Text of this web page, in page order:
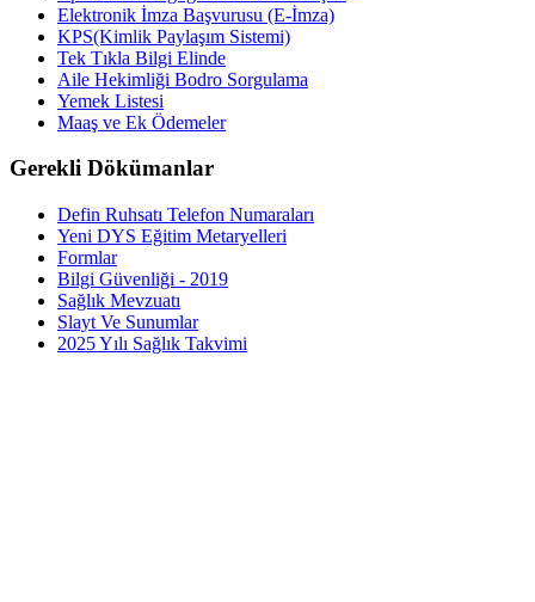
Elektronik İmza Başvurusu (E-İmza)
KPS(Kimlik Paylaşım Sistemi)
Tek Tıkla Bilgi Elinde
Aile Hekimliği Bodro Sorgulama
Yemek Listesi
Maaş ve Ek Ödemeler
Gerekli Dökümanlar
Defin Ruhsatı Telefon Numaraları
Yeni DYS Eğitim Metaryelleri
Formlar
Bilgi Güvenliği - 2019
Sağlık Mevzuatı
Slayt Ve Sunumlar
2025 Yılı Sağlık Takvimi